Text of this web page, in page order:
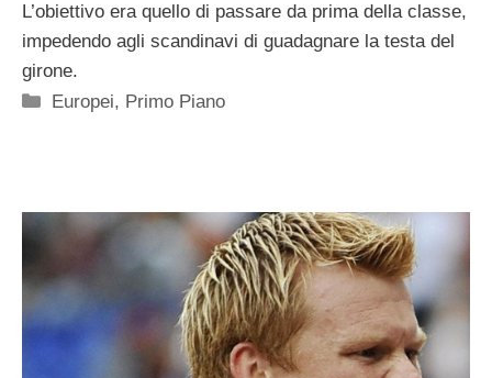
L’obiettivo era quello di passare da prima della classe,
impedendo agli scandinavi di guadagnare la testa del
girone.
Categorie
Europei, Primo Piano